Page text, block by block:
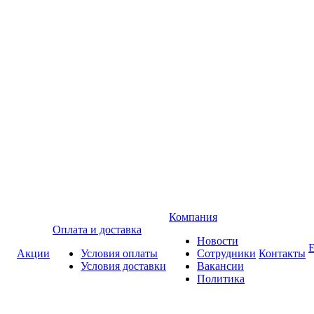
Акции
Оплата и доставка
Условия оплаты
Условия доставки
Компания
Новости
Сотрудники
Вакансии
Политика
Контакты